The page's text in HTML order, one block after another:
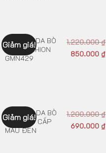
Giảm giá!
GIÀY MỌI DA BÒ
NEW FASHION
GMN429
1.220.000₫
850.000 ₫
Giảm giá!
GIÀY TÂY DA BÒ
LƯỜI CAO CẤP
MÀU ĐEN
1.200.000₫
690.000 ₫